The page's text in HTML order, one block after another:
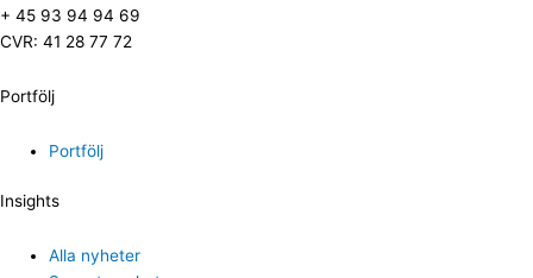
+ 45 93 94 94 69
CVR: 41 28 77 72
Portfölj
Portfölj
Insights
Alla nyheter